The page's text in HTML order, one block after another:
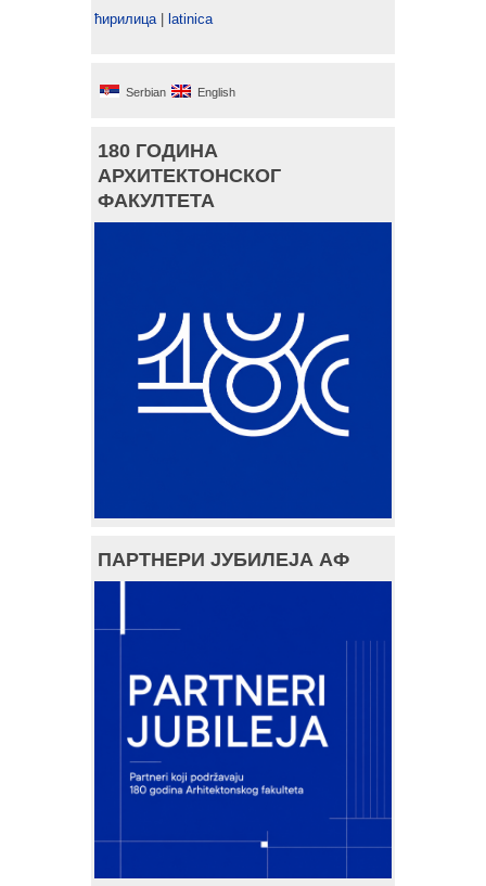
ћирилица | latinica
Serbian English
180 ГОДИНА
АРХИТЕКТОНСКОГ
ФАКУЛТЕТА
ПАРТНЕРИ ЈУБИЛЕЈА АФ